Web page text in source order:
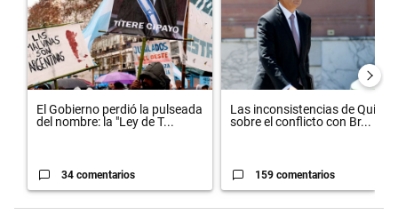
El Gobierno perdió la pulseada
del nombre: la "Ley de T...
34 comentarios
Las inconsistencias de Quirno
sobre el conflicto con Br...
159 comentarios